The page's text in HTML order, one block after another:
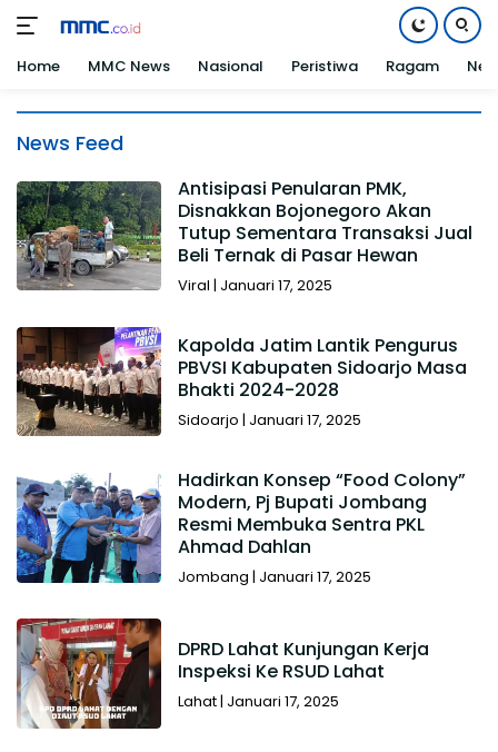
konten
Home MMC News Nasional Peristiwa Ragam
MMC
MMC
NEWS
News Feed
Antisipasi Penularan PMK,
Disnakkan Bojonegoro Akan
Tutup Sementara Transaksi Jual
Beli Ternak di Pasar Hewan
Viral | Januari 17, 2025
Kapolda Jatim Lantik Pengurus
PBVSI Kabupaten Sidoarjo Masa
Bhakti 2024-2028
Sidoarjo | Januari 17, 2025
Hadirkan Konsep “Food Colony”
Modern, Pj Bupati Jombang
Resmi Membuka Sentra PKL
Ahmad Dahlan
Jombang | Januari 17, 2025
DPRD Lahat Kunjungan Kerja
Inspeksi Ke RSUD Lahat
Lahat| Januari 17, 2025